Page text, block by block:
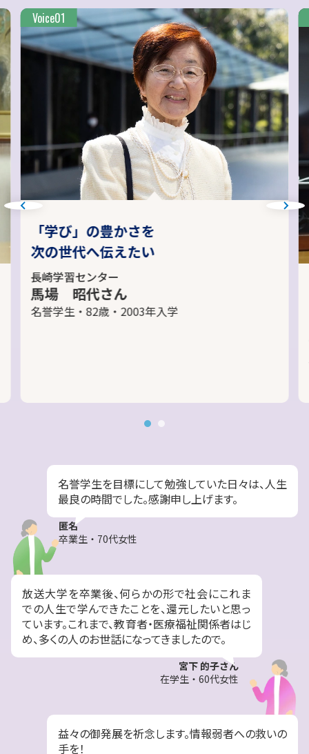
Voice01
「学び」の豊かさを
次の世代へ伝えたい
長崎学習センター
馬場 昭代さん
名誉学生・82歳・2003年入学
名誉学生を目標にして勉強していた日々は、人生
最良の時間でした。感謝申し上げます。
匿名
卒業生・70代女性
放送大学を卒業後、何らかの形で社会にこれま
での人生で学んできたことを、還元したいと思っ
ています。これまで、教育者・医療福祉関係者はじ
め、多くの人のお世話になってきましたので。
宮下 的子さん
在学生・60代女性
益々の御発展を祈念します。情報弱者への救いの
手を！